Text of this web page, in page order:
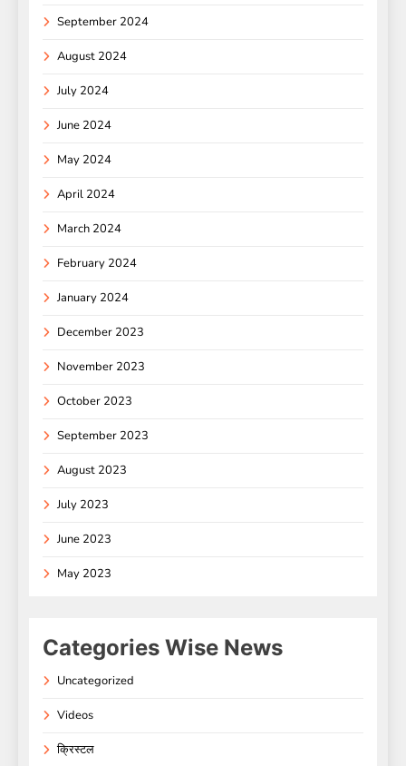
September 2024
August 2024
July 2024
June 2024
May 2024
April 2024
March 2024
February 2024
January 2024
December 2023
November 2023
October 2023
September 2023
August 2023
July 2023
June 2023
May 2023
Categories Wise News
Uncategorized
Videos
क्रिस्टल